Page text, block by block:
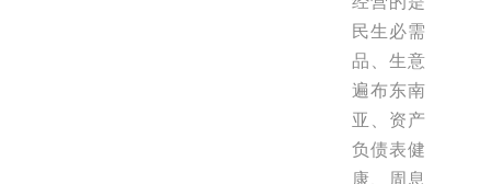
民生必需
品、生意
遍布东南
亚、资产
负债表健
康、周息